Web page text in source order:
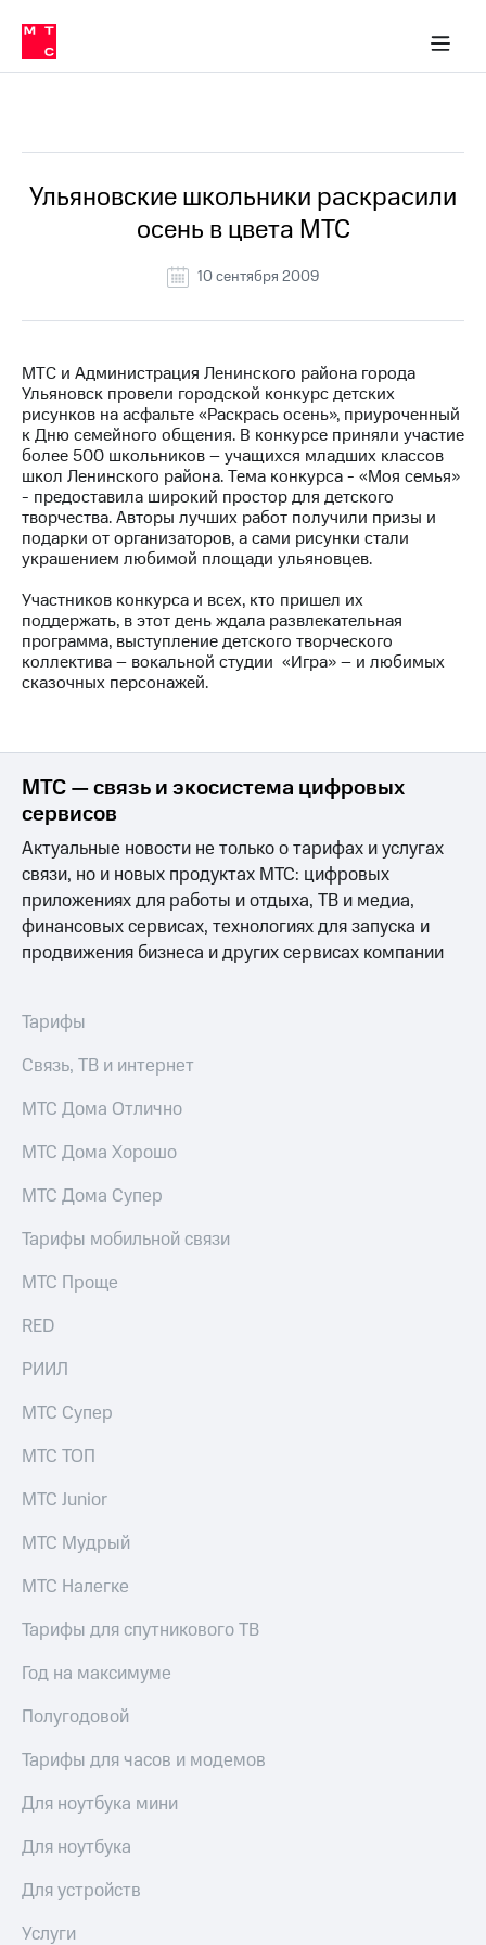
Медиа-центр
и акционерам
Устойчивое развитие
Комплаенс и деловая этика
компании
Карьера
История
компании
Руководство
Контакты
Медиа-центр
Пресс-
релизы
МТС
о технологиях
Интервью
Финансовая
отчетность
в
регионе
и акционерам
Корпоративное
управление
Корпоративный
секретарь
Документы
"МТС"
Собрания
акционеров
Личный
кабинет
акционера
капитал
и
Программа
приобретения
Порядок
акций
Дивиденды
Рынок
облигаций
Описание
Уведомление
погашении
облигаций
Реквизиты
развитие
На главную
в МТС
Пресс-
релизы
о технологиях
Ульяновские школьники раскрасили
осень в цвета МТС
10 сентября 2009
МТС и Администрация Ленинского района города
Ульяновск провели городской конкурс детских
рисунков на асфальте «Раскрась осень», приуроченный
к Дню семейного общения. В конкурсе приняли участие
более 500 школьников – учащихся младших классов
школ Ленинского района. Тема конкурса - «Моя семья»
- предоставила широкий простор для детского
творчества. Авторы лучших работ получили призы и
подарки от организаторов, а сами рисунки стали
украшением любимой площади ульяновцев.
Участников конкурса и всех, кто пришел их
поддержать, в этот день ждала развлекательная
программа, выступление детского творческого
коллектива – вокальной студии «Игра» – и любимых
сказочных персонажей.
МТС — связь и экосистема цифровых
сервисов
Актуальные новости не только о тарифах и услугах
связи, но и новых продуктах МТС: цифровых
приложениях для работы и отдыха, ТВ и медиа,
финансовых сервисах, технологиях для запуска и
продвижения бизнеса и других сервисах компании
Тарифы
Связь, ТВ и интернет
МТС Дома Отлично
МТС Дома Хорошо
МТС Дома Супер
Тарифы мобильной связи
МТС Проще
RED
РИИЛ
МТС Супер
МТС ТОП
МТС Junior
МТС Мудрый
МТС Налегке
Тарифы для спутникового ТВ
Год на максимуме
Полугодовой
Тарифы для часов и модемов
Для ноутбука мини
Для ноутбука
Для устройств
Услуги